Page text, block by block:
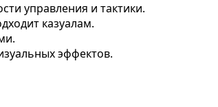
управления и тактики.
казуалам.
эффектов.